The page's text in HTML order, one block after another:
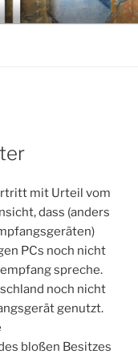
mit Urteil vom
dass (anders
PCs noch nicht
spreche.
noch nicht
genutzt.
bloßen Besitzes